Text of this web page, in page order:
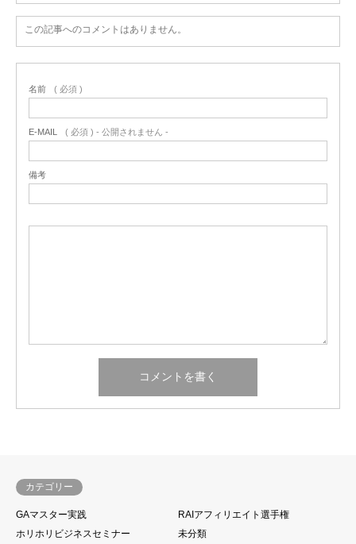
この記事へのコメントはありません。
名前 ( 必須 )
E-MAIL ( 必須 ) - 公開されません -
備考
カテゴリー
GAマスター実践
RAIアフィリエイト選手権
ホリホリビジネスセミナー
未分類